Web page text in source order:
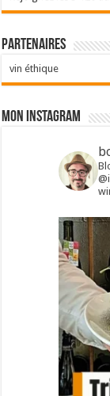
Partenaires
vin éthique
Mon Instagram